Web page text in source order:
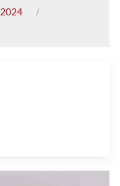
2024